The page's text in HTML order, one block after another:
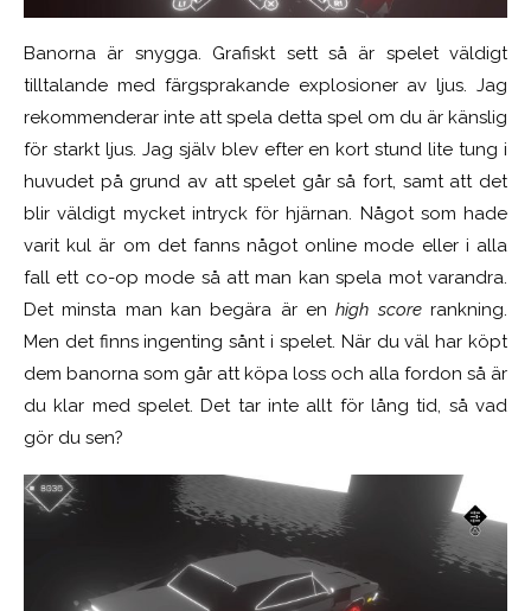
Banorna är snygga. Grafiskt sett så är spelet väldigt
tilltalande med färgsprakande explosioner av ljus. Jag
rekommenderar inte att spela detta spel om du är känslig
för starkt ljus. Jag själv blev efter en kort stund lite tung i
huvudet på grund av att spelet går så fort, samt att det
blir väldigt mycket intryck för hjärnan. Något som hade
varit kul är om det fanns något online mode eller i alla
fall ett co-op mode så att man kan spela mot varandra.
Det minsta man kan begära är enhigh scorerankning.
Men det finns ingenting sånt i spelet. När du väl har köpt
dem banorna som går att köpa loss och alla fordon så är
du klar med spelet. Det tar inte allt för lång tid, så vad
gör du sen?